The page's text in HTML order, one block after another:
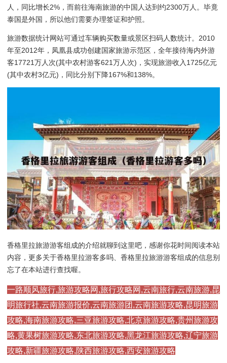
人，同比增长2%，而前往海南旅游的中国人达到约2300万人。毕竟
泰国是外国，所以他们需要办理签证和护照。
旅游数据统计网站可通过车辆购买数量或景区扫码人数统计。2010
年至2012年，凤凰县成功创建国家旅游示范区，全年接待海内外游
客17721万人次(其中农村游客621万人次)，实现旅游收入1725亿元
(其中农村3亿元)，同比分别下降167%和138%。
香格里拉旅游游客组成的介绍就聊到这里吧，感谢你花时间阅读本站
内容，更多关于香格里拉游客多吗、香格里拉旅游游客组成的信息别
忘了在本站进行查找喔。
一路顺风旅行,旅游攻略网,旅行攻略网,云南旅行,云南旅游,昆
明旅行社,云南旅游报价,云南旅游团,云南旅游攻略,昆明旅游
攻略,海南旅游攻略,三亚旅游攻略,北京旅游攻略,贵州旅游攻
略,黄果树旅游攻略,东北旅游攻略,黑龙江旅游攻略,辽宁旅游
攻略,新疆旅游攻略,陕西旅游攻略,西安旅游攻略